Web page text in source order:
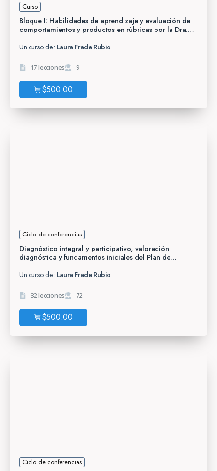
Curso
Bloque I: Habilidades de aprendizaje y evaluación de
comportamientos y productos en rúbricas por la Dra.
Un curso de: Laura Frade Rubio
17 lecciones 9
$500.00
Ciclo de conferencias
Diagnóstico integral y participativo, valoración
diagnóstica y fundamentos iniciales del Plan de
Un curso de: Laura Frade Rubio
32 lecciones 72
$500.00
Ciclo de conferencias